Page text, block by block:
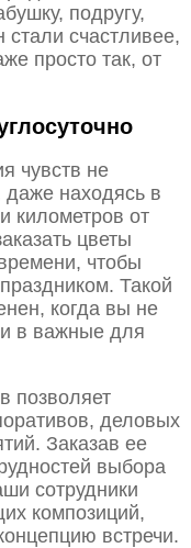
подругу,
счастливее,
просто так, от
чувств не
находясь в
километров от
цветы
чтобы
Такой
когда вы не
в важные для
позволяет
деловых
Заказав ее
выбора
сотрудники
композиций,
встречи.